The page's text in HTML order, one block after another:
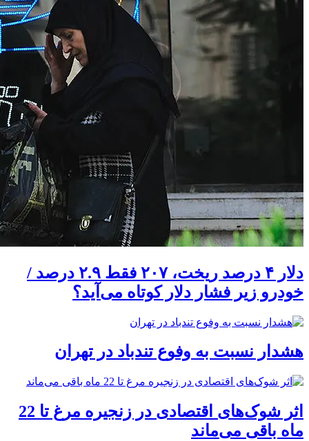
دلار ۴ درصد ریخت، ۲۰۷ فقط ۲.۹ درصد /
خودرو زیر فشار دلار کوتاه می‌آید؟
هشدار نسبت به وفوع تندباد در تهران
اثر شوک‌های اقتصادی در زنجیره مرغ تا 22
ماه باقی می‌ماند